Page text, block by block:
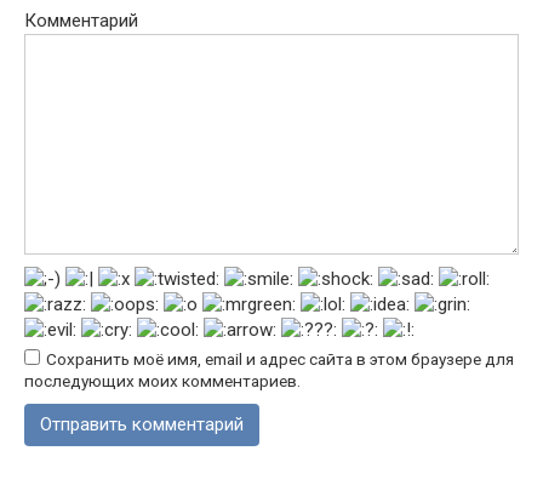
Комментарий
Сохранить моё имя, email и адрес сайта в этом браузере для
последующих моих комментариев.